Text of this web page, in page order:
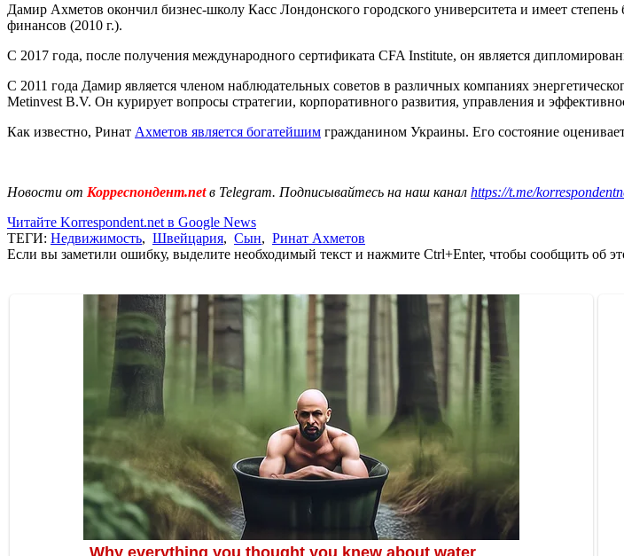
Дамир Ахметов окончил бизнес-школу Касс Лондонского городского университета и имеет степень
финансов (2010 г.).
С 2017 года, после получения международного сертификата CFA Institute, он является
С 2011 года Дамир является членом наблюдательных советов в различных компаниях
Metinvest B.V. Он курирует вопросы стратегии, корпоративного развития, управления и
Как известно, Ринат Ахметов является богатейшим гражданином Украины. Его состояние
Новости от Корреспондент.netв Telegram. Подписывайтесь на наш канал https://t.me/
Читайте Korrespondent.net в Google News
ТЕГИ: Недвижимость, Швейцария, Сын, Ринат Ахметов
Если вы заметили ошибку, выделите необходимый текст и нажмите Ctrl+Enter, чтобы сообщить об